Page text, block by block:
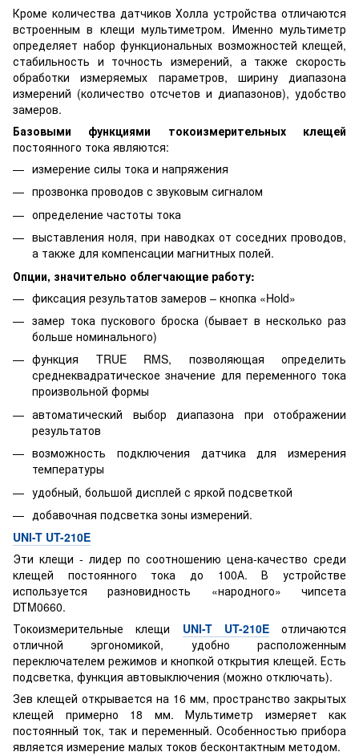
Кроме количества датчиков Холла устройства отличаются
встроенным в клещи мультиметром. Именно мультиметр
определяет набор функциональных возможностей клещей,
стабильность и точность измерений, а также скорость
обработки измеряемых параметров, ширину диапазона
измерений (количество отсчетов и диапазонов), удобство
замеров.
Базовыми функциями токоизмерительных клещей
постоянного тока являются:
измерение силы тока и напряжения
прозвонка проводов с звуковым сигналом
определение частоты тока
выставления ноля, при наводках от соседних проводов,
а также для компенсации магнитных полей.
Опции, значительно облегчающие работу:
фиксация результатов замеров – кнопка «Hold»
замер тока пускового броска (бывает в несколько раз
больше номинального)
функция TRUE RMS, позволяющая определить
среднеквадратическое значение для переменного тока
произвольной формы
автоматический выбор диапазона при отображении
результатов
возможность подключения датчика для измерения
температуры
удобный, большой дисплей с яркой подсветкой
добавочная подсветка зоны измерений.
UNI-T UT-210E
Эти клещи - лидер по соотношению цена-качество среди
клещей постоянного тока до 100А. В устройстве
используется разновидность «народного» чипсета
DTM0660.
Токоизмерительные клещи UNI-T UT-210E
отличаются
отличной эргономикой, удобно расположенным
переключателем режимов и кнопкой открытия клещей. Есть
подсветка, функция автовыключения (можно отключать).
Зев клещей открывается на 16 мм, пространство закрытых
клещей примерно 18 мм. Мультиметр измеряет как
постоянный ток, так и переменный. Особенностью прибора
является измерение малых токов бесконтактным методом.